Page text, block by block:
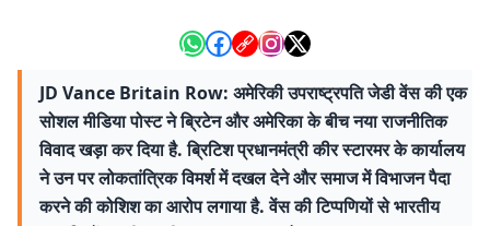
JD Vance Britain Row: अमेरिकी उपराष्ट्रपति जेडी वेंस की एक
सोशल मीडिया पोस्ट ने ब्रिटेन और अमेरिका के बीच नया राजनीतिक
विवाद खड़ा कर दिया है. ब्रिटिश प्रधानमंत्री कीर स्टारमर के कार्यालय
ने उन पर लोकतांत्रिक विमर्श में दखल देने और समाज में विभाजन पैदा
करने की कोशिश का आरोप लगाया है. वेंस की टिप्पणियों से भारतीय